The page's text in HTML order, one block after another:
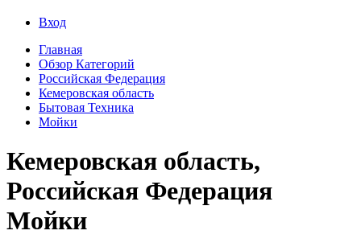
Вход
Главная
Обзор Категорий
Российская Федерация
Кемеровская область
Бытовая Техника
Мойки
Кемеровская область,
Российская Федерация
Мойки